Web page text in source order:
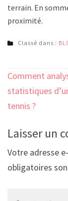
terrain. En
proximité.
Classé dans :
de
l’article
Comment
statistiques
tennis ?
Laisser un
Votre adresse
obligatoires